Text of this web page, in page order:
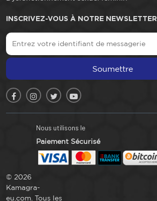
INSCRIVEZ-VOUS À NOTRE NEWSLETTER
Soumettre
Nous utilisons le
Paiement Sécurisé
© 2026
Kamagra-
eu.com. Tous les